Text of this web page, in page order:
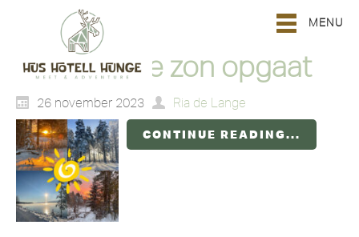
MENU
Vanwaar de zon opgaat
26 november 2023 Ria de Lange
CONTINUE READING...